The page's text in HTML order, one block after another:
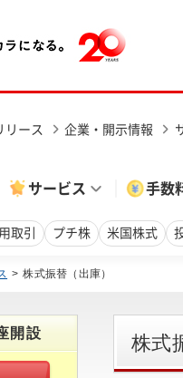
リース 企業・開示情報
サービス 手数
取引 プチ株 米国株式
株式振替（出庫）
株式
開設